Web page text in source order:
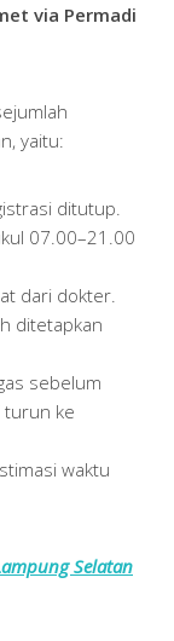
via Permadi
yaitu:
ditutup.
07.00–21.00
dari dokter.
ditetapkan
sebelum
turun ke
waktu
Selatan